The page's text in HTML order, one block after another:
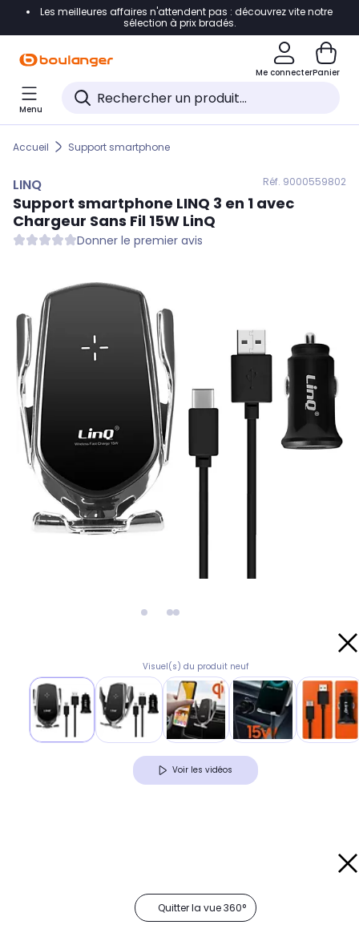
Accéder directement à la navigation
Accéder directement au pied de page
Accéder directement au chatbot
Les meilleures affaires n'attendent pas : découvrez vite notre
sélection à prix bradés.
Me connecterPanier
Menu
Accueil Support smartphone
LINQ Réf. 9000559802
Support smartphone LINQ 3 en 1 avec
Chargeur Sans Fil 15W LinQ
Donner le premier avis
Visuel(s) du produit neuf
Voir les vidéos
Quitter la vue 360°